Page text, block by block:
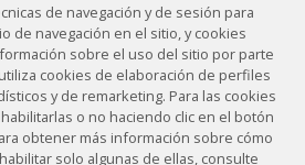
Accesibilidad
Contacto
Aviso legal
de navegación y de sesión para
de navegación en el sitio, y cookies
sobre el uso del sitio por parte
cookies de elaboración de perfiles
y de remarketing. Para las cookies
o no haciendo clic en el botón
obtener más información sobre cómo
solo algunas de ellas, consulte